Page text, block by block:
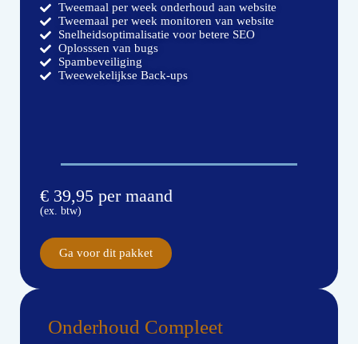
Tweemaal per week onderhoud aan website
Tweemaal per week monitoren van website
Snelheidsoptimalisatie voor betere SEO
Oplosssen van bugs
Spambeveiliging
Tweewekelijkse Back-ups
€ 39,95 per maand
(ex. btw)
Ga voor dit pakket
Onderhoud Compleet